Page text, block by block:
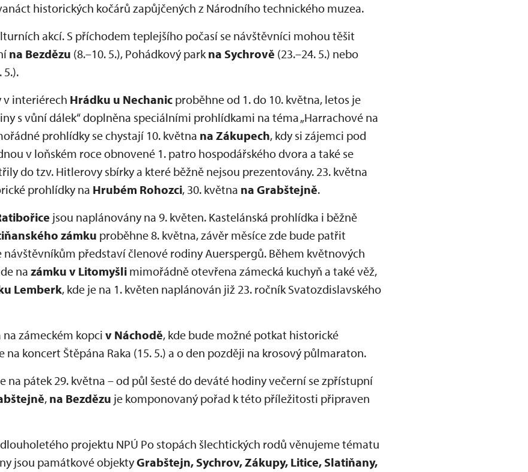
historických kočárů zapůjčených z Národního technického muzea.
akcí. S příchodem teplejšího počasí se návštěvníci mohou těšit
na Bezdězu (8.–10. 5.), Pohádkový parkna Sychrově (23.–24. 5.) nebo
5.).
v interiérech Hrádku u Nechanic proběhne od 1. do 10. května, letos je
s vůní dálek“ doplněna speciálními prohlídkami na téma „Harrachové na
prohlídky se chystají 10. května na Zákupech, kdy si zájemci pod
v loňském roce obnovené 1. patro hospodářského dvora a také se
do tzv. Hitlerovy sbírky a které běžně nejsou prezentovány. 23. května
prohlídky na Hrubém Rohozci, 30. května na Grabštejně.
jsou naplánovány na 9. květen. Kastelánská prohlídka i běžně
zámku proběhne 8. května, závěr měsíce zde bude patřit
představí členové rodiny Auerspergů. Během květnových
na zámku v Litomyšli mimořádně otevřena zámecká kuchyň a také věž,
Lemberk, kde je na 1. květen naplánován již 23. ročník Svatozdislavského
zámeckém kopci v Náchodě, kde bude možné potkat historické
na koncert Štěpána Raka (15. 5.) a o den později na krosový půlmaraton.
na pátek 29. května – od půl šesté do deváté hodiny večerní se zpřístupní
, na Bezdězu je komponovaný pořad k této příležitosti připraven
projektu NPÚ Po stopách šlechtických rodů věnujeme tématu
jsou památkové objektyGrabštejn, Sychrov, Zákupy, Litice, Slatiňany,